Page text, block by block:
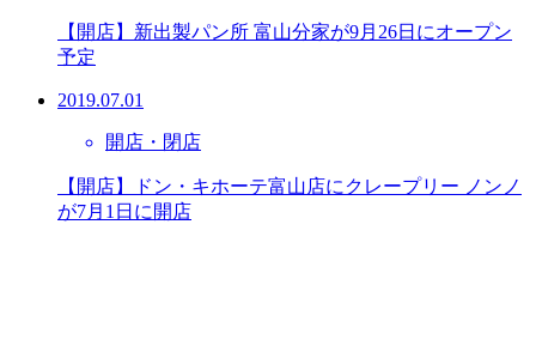
【開店】新出製パン所 富山分家が9月26日にオープン
予定
2019.07.01
開店・閉店
【開店】ドン・キホーテ富山店にクレープリー ノンノ
が7月1日に開店